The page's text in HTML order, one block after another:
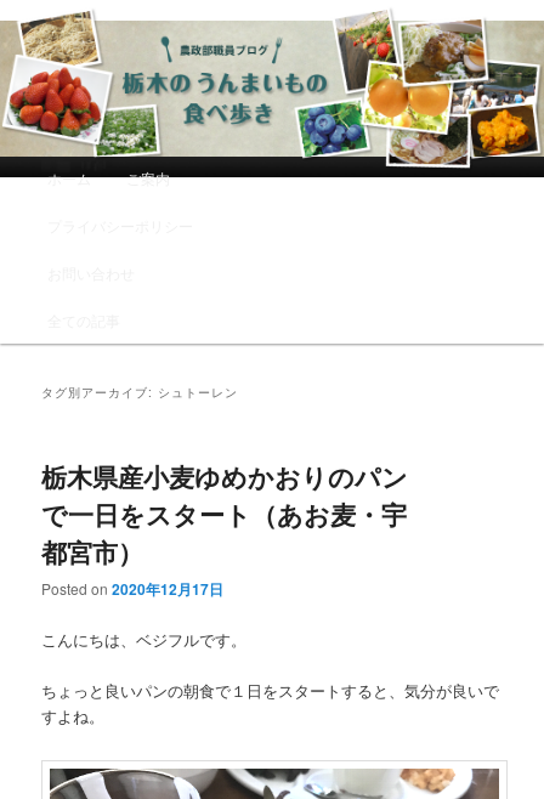
農政部職員ブログ「栃木のうんまい
もの食べ歩き」
メインコンテンツへ移動
サブコンテンツへ移動
ホーム ご案内
タグ別アーカイブ: シュトーレン
栃木県産小麦ゆめかおりのパン
で一日をスタート（あお麦・宇
都宮市）
Posted on2020年12月17日
こんにちは、ベジフルです。
ちょっと良いパンの朝食で１日をスタートすると、気分が良いで
すよね。